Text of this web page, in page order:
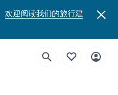
欢迎阅读我们的旅行建